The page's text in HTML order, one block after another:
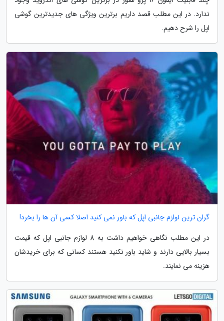
ندارد. در این مطلب قصد داریم برترین ویژگی های جدیدترین گوشی
اپل را شرح دهیم.
گران ترین لوازم جانبی اپل که باور نمی کنید اصلا کسی آن ها را بخرد!
در این مطلب نگاهی خواهیم داشت به 8 لوازم جانبی اپل که قیمت
بسیار بالایی دارند و شاید باور نکنید هستند کسانی که برای خریدشان
هزینه می نمایند.